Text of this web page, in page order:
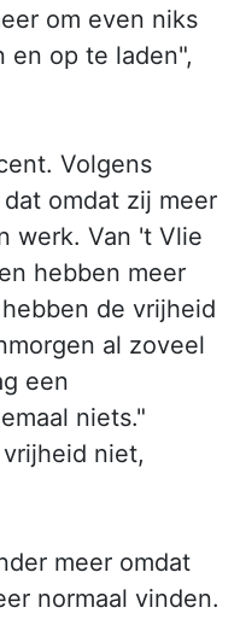
om even niks
en op te laden",
Volgens
omdat zij meer
werk. Van 't Vlie
hebben meer
de vrijheid
al zoveel
een
niets."
niet,
meer omdat
normaal vinden.